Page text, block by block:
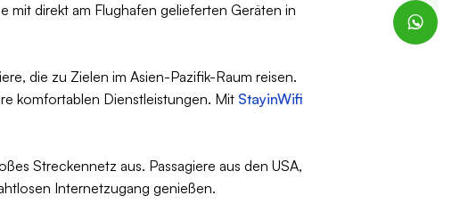
mit direkt am Flughafen gelieferten Geräten in
die zu Zielen im Asien-Pazifik-Raum reisen.
komfortablen Dienstleistungen. Mit StayinWifi
Streckennetz aus. Passagiere aus den USA,
Internetzugang genießen.